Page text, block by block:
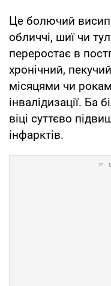
Це болючий висип
обличчі, шиї чи
переростає в
хронічний,
місяцями чи
інвалідизації. Ба
віці суттєво
інфарктів.